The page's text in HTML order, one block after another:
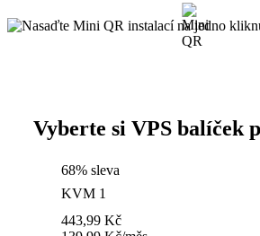
Vyberte si VPS balíček
68% sleva
KVM 1
443,99 Kč